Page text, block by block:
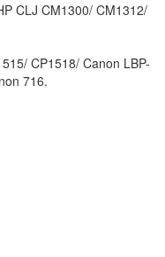
CLJ CM1300/ CM1312/
CP1518/ Canon LBP-
716.